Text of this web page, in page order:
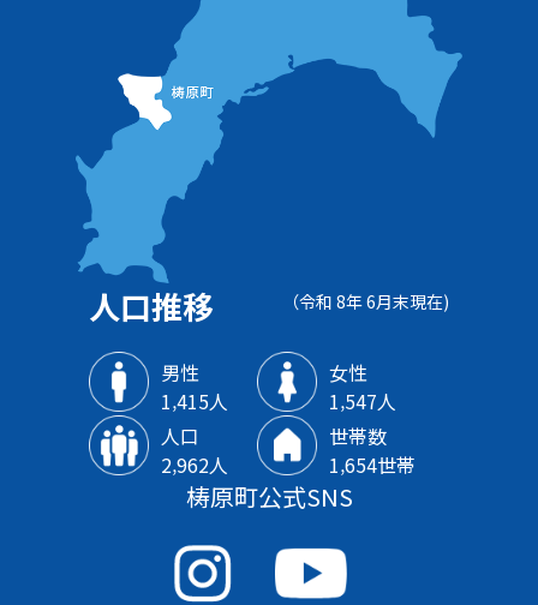
人口推移 （令和 8年 6月末現在)
男性
1‚415人
女性
1‚547人
人口
2‚962人
世帯数
1‚654世帯
梼原町公式SNS